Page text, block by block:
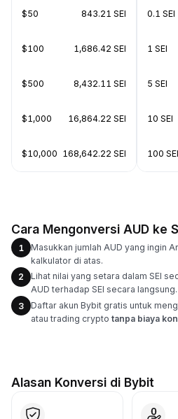
$50 843.21 SEI
$100 1,686.42 SEI
$500 8,432.11 SEI
$1,000 16,864.22 SEI
$10,000 168,642.22 SEI
0.1 SEI
1 SEI
5 SEI
10 SEI
100 SEI
Cara Mengonversi AUD ke
1
Masukkan jumlah AUD yang ingin
kalkulator di atas.
2
Lihat nilai yang setara dalam SEI
AUD terhadap SEI secara langsung.
3
Daftar akun Bybit gratis untuk
atau trading crypto tanpa biaya
Alasan Konversi di Bybit